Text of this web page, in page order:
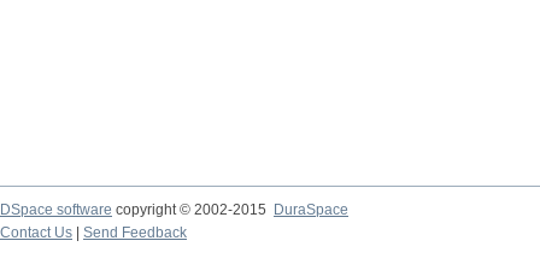
DSpace software copyright © 2002-2015
DuraSpace
Contact Us
Send Feedback